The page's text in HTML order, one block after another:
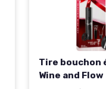
Tire bouchon
Wine and Flow